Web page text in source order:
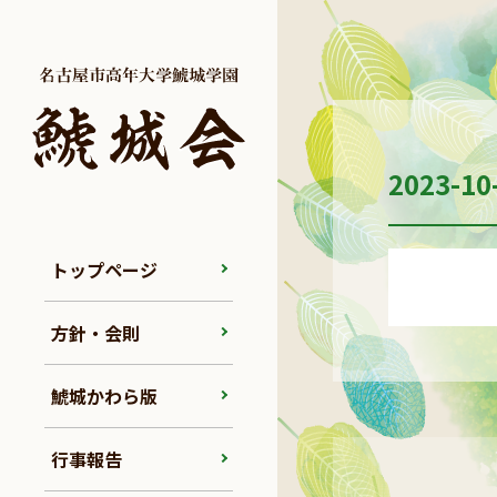
トップページ
方針・会則
鯱城かわら版
行事報告
2023-